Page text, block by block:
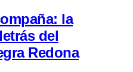
la
del
Redona